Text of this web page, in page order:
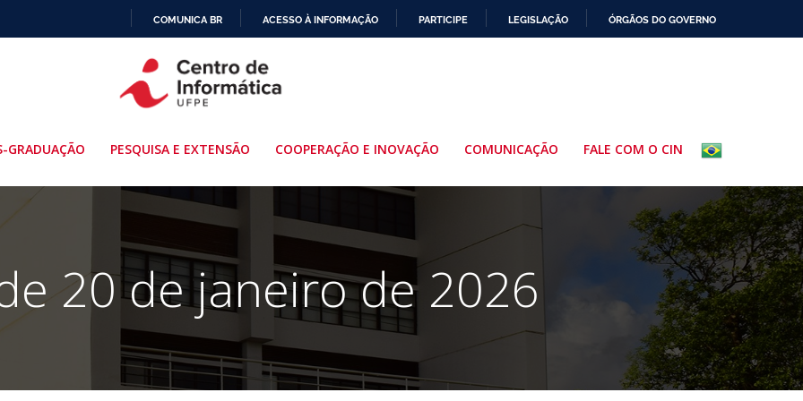
PARA
O
COMUNICA BR ACESSO À INFORMAÇÃO PARTICIPE LEGISLAÇÃO ÓRGÃOS DO GOVERNO
GRADUAÇÃO PESQUISA E EXTENSÃO COOPERAÇÃO E INOVAÇÃO COMUNICAÇÃO FALE COM O CIN
20 de janeiro de 2026